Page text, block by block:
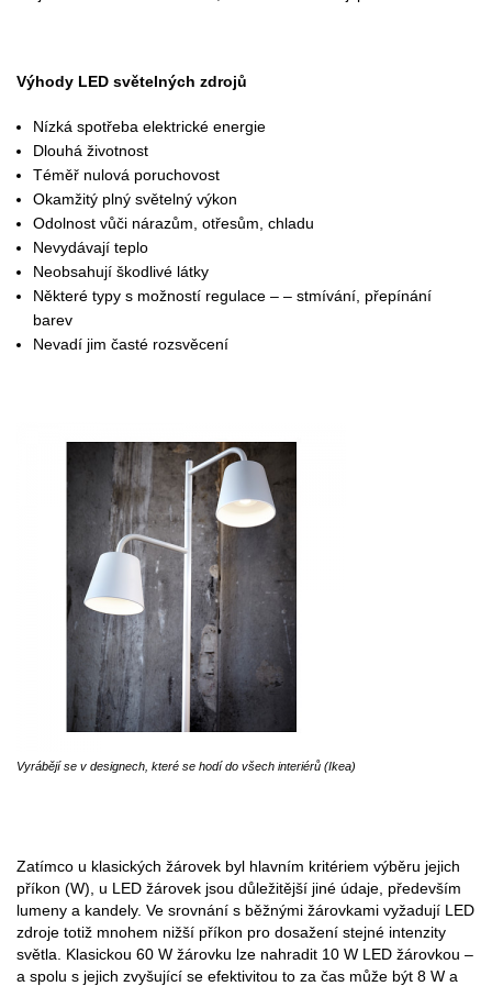
Výhody LED světelných zdrojů
Nízká spotřeba elektrické energie
Dlouhá životnost
Téměř nulová poruchovost
Okamžitý plný světelný výkon
Odolnost vůči nárazům, otřesům, chladu
Nevydávají teplo
Neobsahují škodlivé látky
Některé typy s možností regulace – – stmívání, přepínání
barev
Nevadí jim časté rozsvěcení
Vyrábějí se v designech, které se hodí do všech interiérů (Ikea)
Zatímco u klasických žárovek byl hlavním kritériem výběru jejich
příkon (W), u LED žárovek jsou důležitější jiné údaje, především
lumeny a kandely. Ve srovnání s běžnými žárovkami vyžadují LED
zdroje totiž mnohem nižší příkon pro dosažení stejné intenzity
světla. Klasickou 60 W žárovku lze nahradit 10 W LED žárovkou –
a spolu s jejich zvyšující se efektivitou to za čas může být 8 W a